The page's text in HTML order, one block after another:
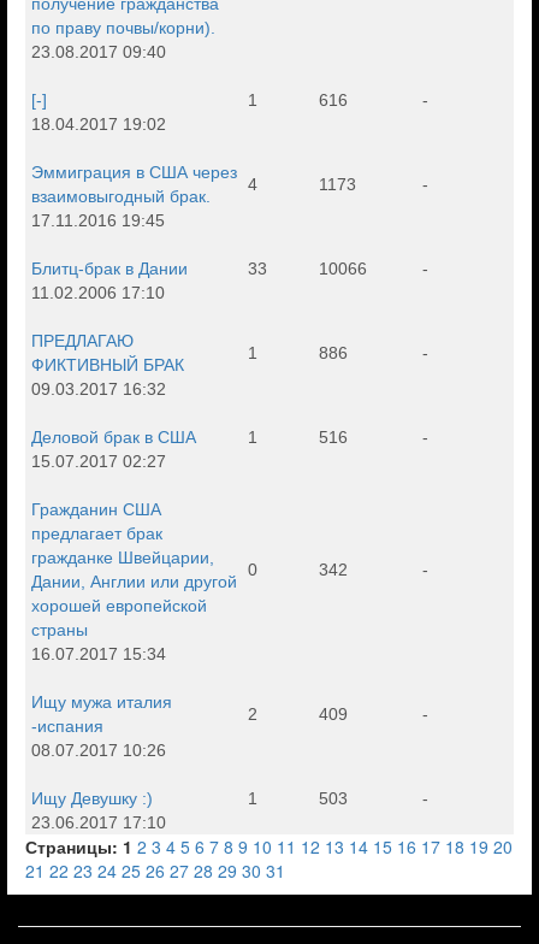
по праву почвы/корни).
23.08.2017 09:40
[-]
18.04.2017 19:02
1 616 -
Эммиграция в США через
взаимовыгодный брак.
17.11.2016 19:45
4 1173 -
Блитц-брак в Дании
11.02.2006 17:10
33 10066 -
ПРЕДЛАГАЮ
ФИКТИВНЫЙ БРАК
09.03.2017 16:32
1 886 -
Деловой брак в США
15.07.2017 02:27
1 516 -
Гражданин США
предлагает брак
гражданке Швейцарии,
Дании, Англии или другой
хорошей европейской
страны
16.07.2017 15:34
0 342 -
Ищу мужа италия
-испания
08.07.2017 10:26
2 409 -
Ищу Девушку :)
23.06.2017 17:10
1 503 -
Страницы: 1 2 3 4 5 6 7 8 9 10 11 12 13 14 15 16 17 18 19 20
21 22 23 24 25 26 27 28 29 30 31